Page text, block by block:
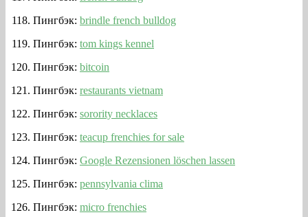
Пингбэк: brindle french bulldog
Пингбэк: tom kings kennel
Пингбэк: bitcoin
Пингбэк: restaurants vietnam
Пингбэк: sorority necklaces
Пингбэк: teacup frenchies for sale
Пингбэк: Google Rezensionen löschen lassen
Пингбэк: pennsylvania clima
Пингбэк: micro frenchies